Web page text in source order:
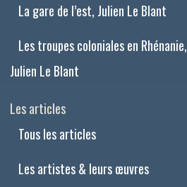
La gare de l’est, Julien Le Blant
Les troupes coloniales en Rhénanie,
Julien Le Blant
Les articles
Tous les articles
Les artistes & leurs œuvres